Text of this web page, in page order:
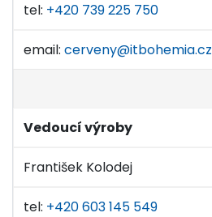
tel: +420 739 225 750
email: cerveny@itbohemia.cz
Vedoucí výroby
František Kolodej
tel: +420 603 145 549